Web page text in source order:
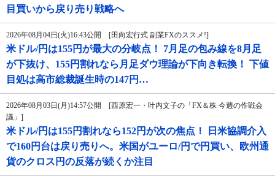
目買いから戻り売り戦略へ
2026年08月04日(火)16:43公開 [田向宏行式 副業FXのススメ!]
米ドル/円は155円が最大の分岐点！ 7月足の包み線を8月足
が下抜け、155円割れなら月足ダウ理論が下向き転換！ 下値
目処は高市総裁誕生時の147円…
2026年08月03日(月)14:57公開 [西原宏一・叶内文子の「FX＆株 今週の作戦会
議」]
米ドル/円は155円割れなら152円が次の焦点！ 日米協調介入
で160円台は戻り売りへ。米国がユーロ/円で円買い、欧州通
貨のクロス円の反落が続くか注目